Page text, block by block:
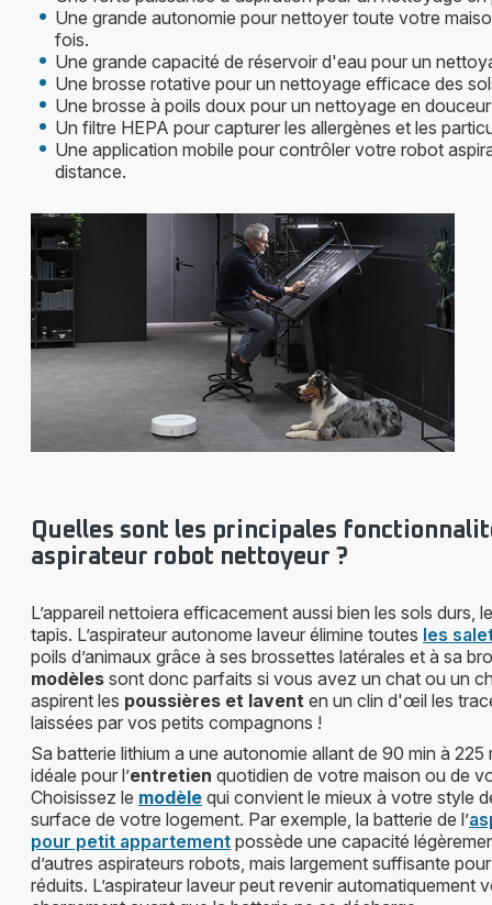
Une grande autonomie pour nettoyer toute votre
fois.
Une grande capacité de réservoir d'eau pour un
Une brosse rotative pour un nettoyage efficace des
Une brosse à poils doux pour un nettoyage en
Un filtre HEPA pour capturer les allergènes et les
Une application mobile pour contrôler votre robot
distance.
Quelles sont les principales
aspirateur robot nettoyeur ?
L’appareil nettoiera efficacement aussi bien les sols durs,
tapis. L’aspirateur autonome laveur élimine toutes les
poils d’animaux grâce à ses brossettes latérales et à sa
modèles sont donc parfaits si vous avez un chat ou un
aspirent les poussières et lavent en un clin d'œil les
laissées par vos petits compagnons !
Sa batterie lithium a une autonomie allant de 90 min à 225
idéale pour l’entretien quotidien de votre maison ou de
Choisissez le modèle qui convient le mieux à votre style
surface de votre logement. Par exemple, la batterie de l’
pour petit appartement possède une capacité
d’autres aspirateurs robots, mais largement suffisante
réduits. L’aspirateur laveur peut revenir automatiquement